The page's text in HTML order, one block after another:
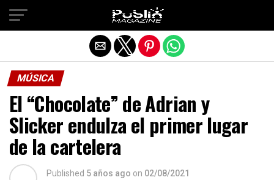
MÚSICA
El “Chocolate” de Adrian y
Slicker endulza el primer lugar
de la cartelera
Published 5 años ago on 02/08/2021
Salir de la versión móvil